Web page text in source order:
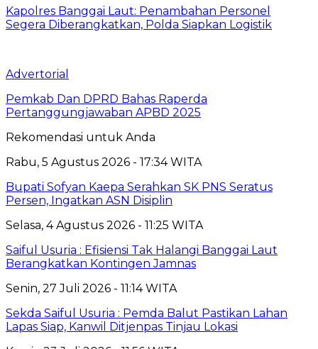
Kapolres Banggai Laut: Penambahan Personel
Segera Diberangkatkan, Polda Siapkan Logistik
Advertorial
Pemkab Dan DPRD Bahas Raperda
Pertanggungjawaban APBD 2025
Rekomendasi untuk Anda
Rabu, 5 Agustus 2026 - 17:34 WITA
Bupati Sofyan Kaepa Serahkan SK PNS Seratus
Persen, Ingatkan ASN Disiplin
Selasa, 4 Agustus 2026 - 11:25 WITA
Saiful Usuria : Efisiensi Tak Halangi Banggai Laut
Berangkatkan Kontingen Jamnas
Senin, 27 Juli 2026 - 11:14 WITA
Sekda Saiful Usuria : Pemda Balut Pastikan Lahan
Lapas Siap, Kanwil Ditjenpas Tinjau Lokasi